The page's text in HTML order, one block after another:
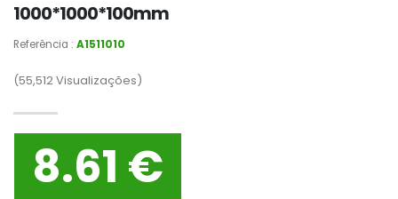
1000*1000*100mm
Referência : A1511010
(55,512Visualizações)
8.61 €